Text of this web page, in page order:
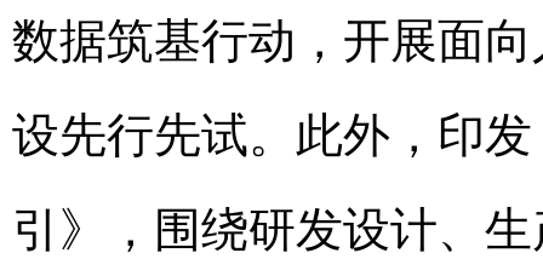
数据筑基行动，开展面
设先行先试。此外，印
引》，围绕研发设计、